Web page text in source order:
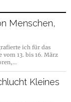
Menschen,
ich für das
vom 13. bis 16. März
Kleines